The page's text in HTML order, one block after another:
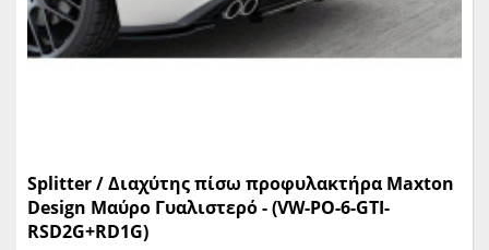
Splitter / Διαχύτης πίσω προφυλακτήρα Maxton
Design Μαύρο Γυαλιστερό - (VW-PO-6-GTI-
RSD2G+RD1G)